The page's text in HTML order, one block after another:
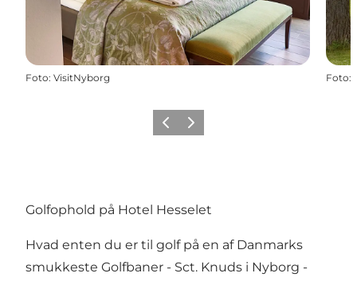
Foto: VisitNyborg Foto:
ForrigeNæste
Golfophold på Hotel Hesselet
Hvad enten du er til golf på en af Danmarks
smukkeste Golfbaner - Sct. Knuds i Nyborg -